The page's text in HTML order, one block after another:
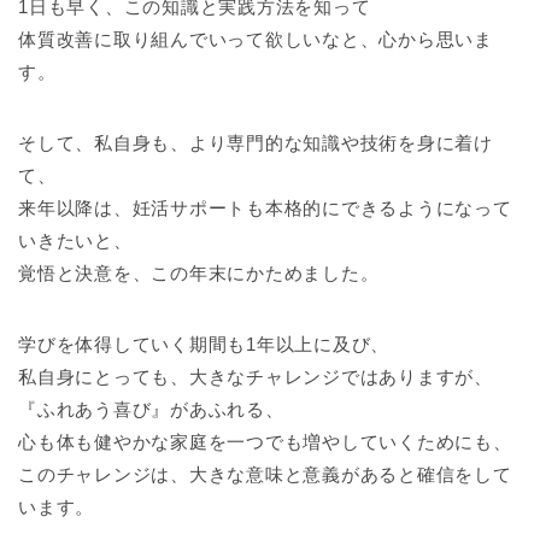
1日も早く、この知識と実践方法を知って
体質改善に取り組んでいって欲しいなと、心から思いま
す。
そして、私自身も、より専門的な知識や技術を身に着け
て、
来年以降は、妊活サポートも本格的にできるようになって
いきたいと、
覚悟と決意を、この年末にかためました。
学びを体得していく期間も1年以上に及び、
私自身にとっても、大きなチャレンジではありますが、
『ふれあう喜び』があふれる、
心も体も健やかな家庭を一つでも増やしていくためにも、
このチャレンジは、大きな意味と意義があると確信をして
います。